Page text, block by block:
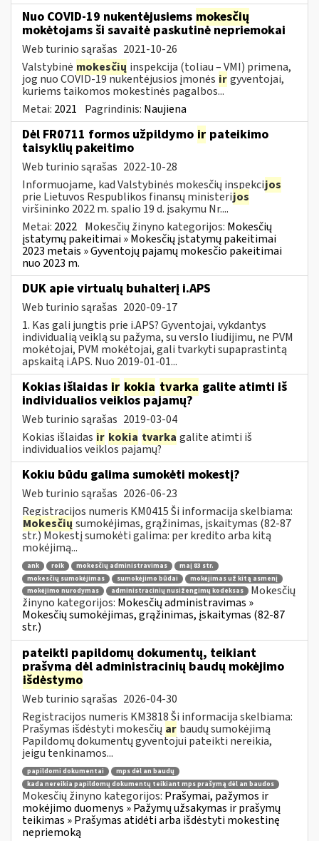
Nuo COVID-19 nukentėjusiems mokesčių
mokėtojams ši savaitė paskutinė nepriemokai
Web turinio sąrašas 2021-10-26
Valstybinė mokesčių inspekcija (toliau – VMI) primena,
jog nuo COVID-19 nukentėjusios įmonės irgyventojai,
kuriems taikomos mokestinės pagalbos...
Metai: 2021 Pagrindinis: Naujiena
Dėl FR0711 formos užpildymo ir pateikimo
taisyklių pakeitimo
Web turinio sąrašas 2022-10-28
Informuojame, kad Valstybinės mokesčių inspekcijos
prie Lietuvos Respublikos finansų ministerijos
viršininko 2022 m. spalio 19 d. įsakymu Nr....
Metai: 2022 Mokesčių žinyno kategorijos: Mokesčių
įstatymų pakeitimai » Mokesčių įstatymų pakeitimai
2023 metais » Gyventojų pajamų mokesčio pakeitimai
nuo 2023 m.
DUK apie virtualų buhalterį i.APS
Web turinio sąrašas 2020-09-17
1. Kas gali jungtis prie i.APS? Gyventojai, vykdantys
individualią veiklą su pažyma, su verslo liudijimu, ne PVM
mokėtojai, PVM mokėtojai, gali tvarkyti supaprastintą
apskaitą i.APS. Nuo 2019-01-01...
Kokias išlaidas ir kokia tvarka galite atimti iš
individualios veiklos pajamų?
Web turinio sąrašas 2019-03-04
Kokias išlaidas ir kokia tvarka galite atimti iš
individualios veiklos pajamų?
Kokiu būdu galima sumokėti mokestį?
Web turinio sąrašas 2026-06-23
Registracijos numeris KM0415 Ši informacija skelbiama:
Mokesčių sumokėjimas, grąžinimas, įskaitymas (82-87
str.) Mokestį sumokėti galima: per kredito arba kitą
mokėjimą...
ank roik mokesčių administravimas
maį 83 str.
mokesčių sumokėjimas
sumokėjimo būdai
mokėjimas už kitą asmenį
mokėjimo nurodymas
administracinių nusižengimų kodeksas
Mokesčių
žinyno kategorijos: Mokesčių administravimas »
Mokesčių sumokėjimas, grąžinimas, įskaitymas (82-87
str.)
pateikti papildomų dokumentų, teikiant
prašymą dėl administracinių baudų mokėjimo
išdėstymo
Web turinio sąrašas 2026-04-30
Registracijos numeris KM3818 Ši informacija skelbiama:
Prašymas išdėstyti mokesčių ar baudų sumokėjimą
Papildomų dokumentų gyventojui pateikti nereikia,
jeigu tenkinamos...
papildomi dokumentai
mps dėl an baudų
kada nereikia papildomų dokumentų teikiant mps prašymą dėl an baudos
Mokesčių žinyno kategorijos: Prašymai, pažymos ir
mokėjimo duomenys » Pažymų užsakymas ir prašymų
teikimas » Prašymas atidėti arba išdėstyti mokestinę
nepriemoką